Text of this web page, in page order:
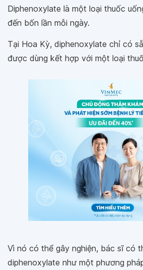
Diphenoxylate là một loại thuốc
đến bốn lần mỗi ngày.
Tại Hoa Kỳ, diphenoxylate chỉ có
được dùng kết hợp với một loại
Vì nó có thể gây nghiện, bác sĩ có
diphenoxylate như một phương